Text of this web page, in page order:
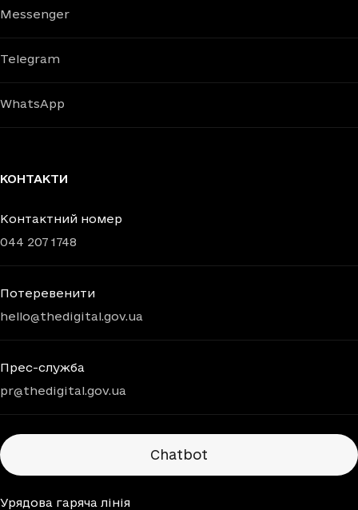
Messenger
Telegram
WhatsApp
КОНТАКТИ
Контактний номер
044 207 1748
Потеревенити
hello@thedigital.gov.ua
Прес-служба
pr@thedigital.gov.ua
Chatbots
Chatbot
Урядова гаряча лінія